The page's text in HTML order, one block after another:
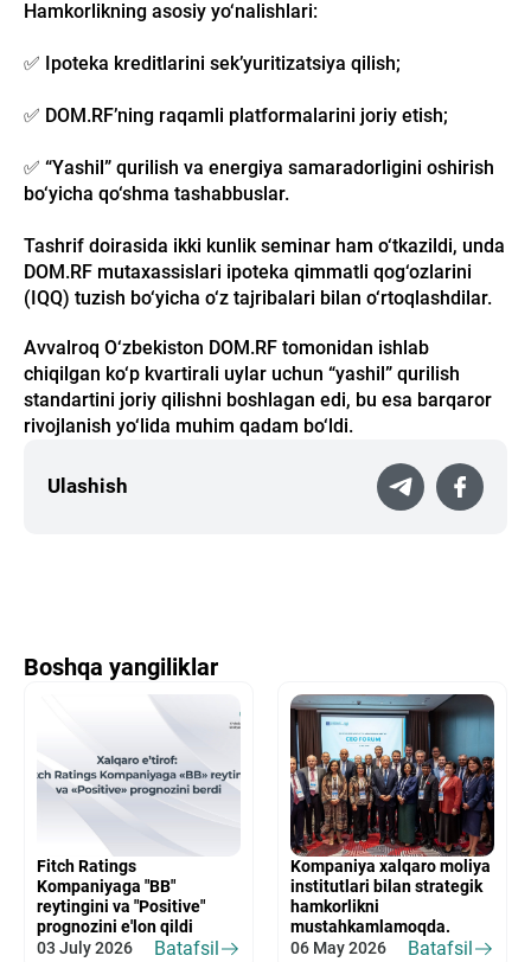
Hamkorlikning asosiy yo‘nalishlari:
✅ Ipoteka kreditlarini sek’yuritizatsiya qilish;
✅ DOM.RF’ning raqamli platformalarini joriy etish;
✅ “Yashil” qurilish va energiya samaradorligini oshirish
bo‘yicha qo‘shma tashabbuslar.
Tashrif doirasida ikki kunlik seminar ham o‘tkazildi, unda
DOM.RF mutaxassislari ipoteka qimmatli qog‘ozlarini
(IQQ) tuzish bo‘yicha o‘z tajribalari bilan o‘rtoqlashdilar.
Avvalroq O‘zbekiston DOM.RF tomonidan ishlab
chiqilgan ko‘p kvartirali uylar uchun “yashil” qurilish
standartini joriy qilishni boshlagan edi, bu esa barqaror
rivojlanish yo‘lida muhim qadam bo‘ldi.
Ulashish
Boshqa yangiliklar
Fitch Ratings
Kompaniyaga "BB"
reytingini va "Positive"
prognozini e'lon qildi
03 July 2026
Batafsil
Kompaniya xalqaro moliya
institutlari bilan strategik
hamkorlikni
mustahkamlamoqda.
06 May 2026
Batafsil